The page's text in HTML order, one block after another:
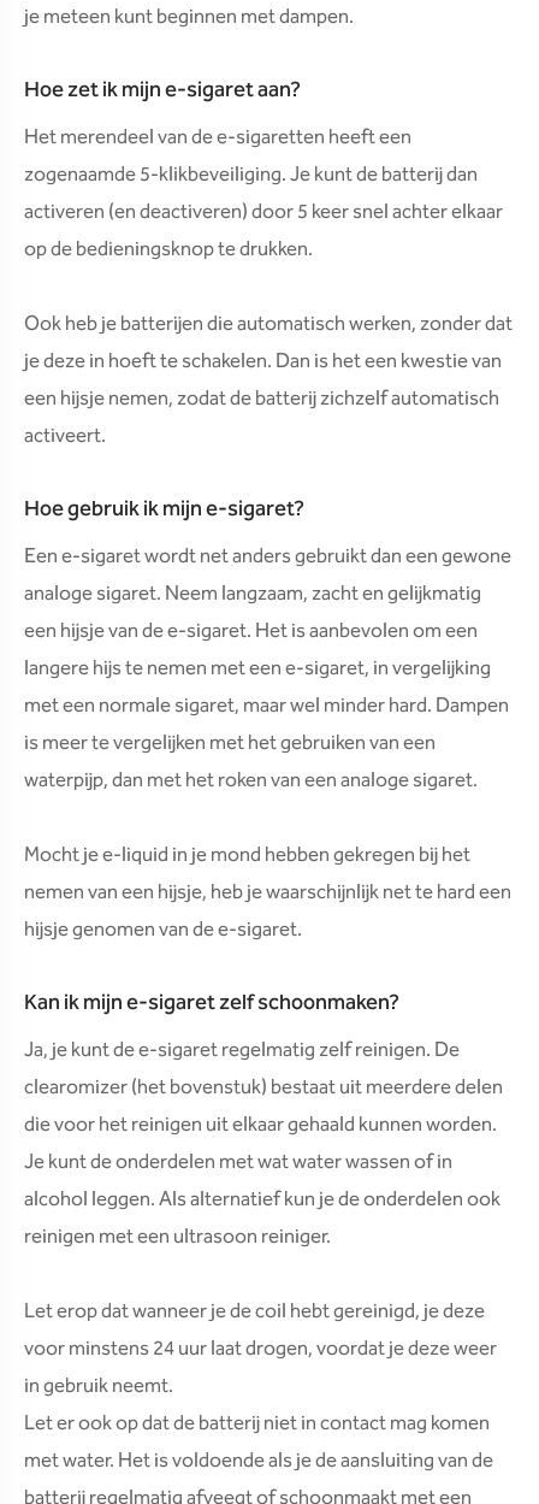
je meteen kunt beginnen met dampen.
Hoe zet ik mijn e-sigaret aan?
Het merendeel van de e-sigaretten heeft een
zogenaamde 5-klikbeveiliging. Je kunt de batterij dan
activeren (en deactiveren) door 5 keer snel achter elkaar
op de bedieningsknop te drukken.
Ook heb je batterijen die automatisch werken, zonder dat
je deze in hoeft te schakelen. Dan is het een kwestie van
een hijsje nemen, zodat de batterij zichzelf automatisch
activeert.
Hoe gebruik ik mijn e-sigaret?
Een e-sigaret wordt net anders gebruikt dan een gewone
analoge sigaret. Neem langzaam, zacht en gelijkmatig
een hijsje van de e-sigaret. Het is aanbevolen om een
langere hijs te nemen met een e-sigaret, in vergelijking
met een normale sigaret, maar wel minder hard. Dampen
is meer te vergelijken met het gebruiken van een
waterpijp, dan met het roken van een analoge sigaret.
Mocht je e-liquid in je mond hebben gekregen bij het
nemen van een hijsje, heb je waarschijnlijk net te hard een
hijsje genomen van de e-sigaret.
Kan ik mijn e-sigaret zelf schoonmaken?
Ja, je kunt de e-sigaret regelmatig zelf reinigen. De
clearomizer (het bovenstuk) bestaat uit meerdere delen
die voor het reinigen uit elkaar gehaald kunnen worden.
Je kunt de onderdelen met wat water wassen of in
alcohol leggen. Als alternatief kun je de onderdelen ook
reinigen met een ultrasoon reiniger.
Let erop dat wanneer je de coil hebt gereinigd, je deze
voor minstens 24 uur laat drogen, voordat je deze weer
in gebruik neemt.
Let er ook op dat de batterij niet in contact mag komen
met water. Het is voldoende als je de aansluiting van de